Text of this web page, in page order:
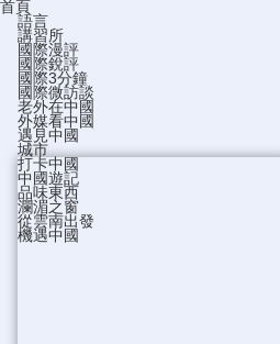
首頁
語言
講習所
國際漫評
國際銳評
國際3分鐘
國際微訪談
老外在中國
外媒看中國
遇見中國
城市
打卡中國
中國遊記
品味東西
瀾湄之窗
從雲南出發
機遇中國